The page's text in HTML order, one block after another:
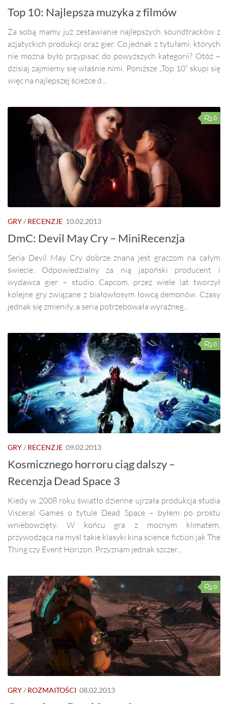
Top 10: Najlepsza muzyka z filmów
Za sobą mamy już zestawianie najlepszych soundtracków z
azjatyckich produkcji oraz gier. Co jednak z tytułami, których
nie można było przypisać do powyższych kategorii? Otóż –
dzisiaj zajmiemy się właśnie nimi. Poniższe „Top 10” skupi się
więc na najlepszej ścieżce d...
0
GRY/ RECENZJE 10.02.2013
DmC: Devil May Cry – MiniRecenzja
Seria Devil May Cry dobrze znana jest graczom na całym
świecie. Odpowiedzialny za nią japoński producent i
wydawca gier – studio Capcom, przez wiele lat tworzył
kolejne gry związane z białowłosym łowcą demonów. Czasy
jednak się zmieniły, a seria potrzebowała wyraźneg...
0
GRY/ RECENZJE 09.02.2013
Kosmicznego horroru ciąg dalszy –
Recenzja Dead Space 3
Kiedy w 2008 roku światło dzienne ujrzała produkcja studia
Visceral Games o tytule Dead Space – byłem po prostu
wniebowzięty. W końcu gra z mocnym klimatem,
przywodząca na myśl takie klasyki kina science fiction jak The
Thing czy Event Horizon. Przyznam jednak szczer...
0
GRY/ ROZMAITOŚCI 08.02.2013